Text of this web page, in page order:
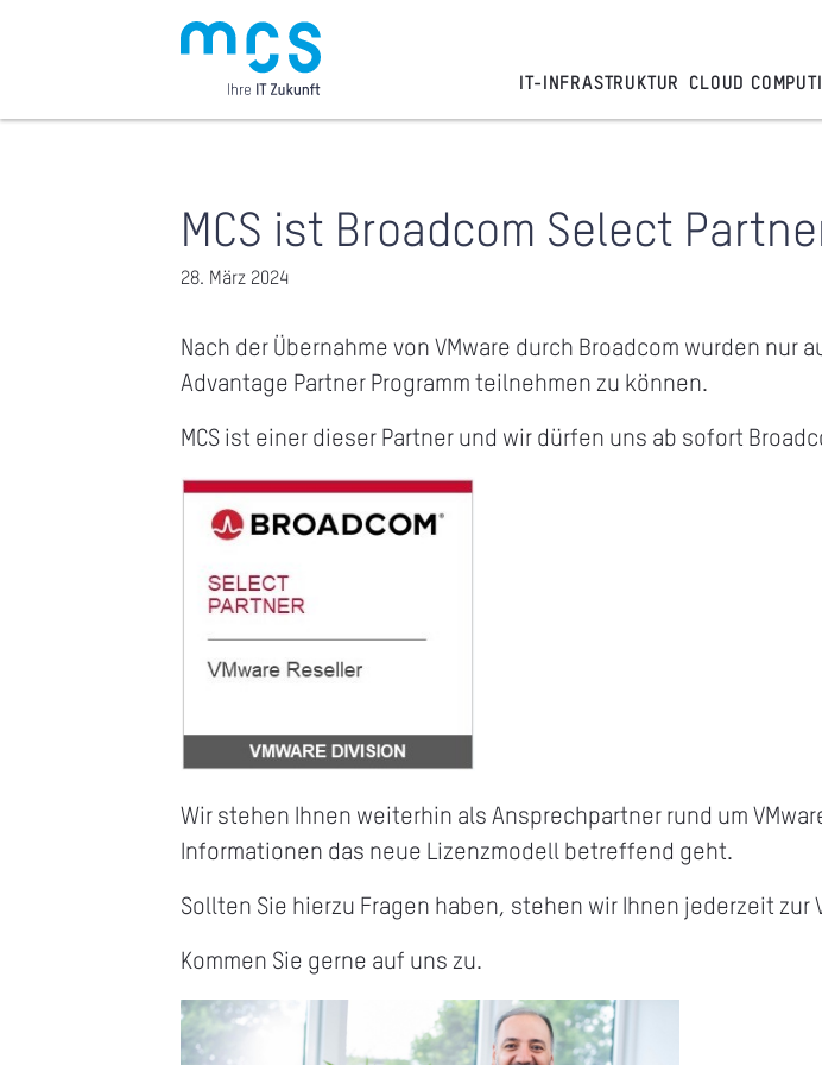
IT-INFRASTRUKTUR CLOUD
MCS ist Broadcom Select
28. März 2024
Nach der Übernahme von VMware durch Broadcom wurden
Advantage Partner Programm teilnehmen zu können.
MCS ist einer dieser Partner und wir dürfen uns ab sofort
Wir stehen Ihnen weiterhin als Ansprechpartner rund um
Informationen das neue Lizenzmodell betreffend geht.
Sollten Sie hierzu Fragen haben, stehen wir Ihnen jederzeit zur
Kommen Sie gerne auf uns zu.